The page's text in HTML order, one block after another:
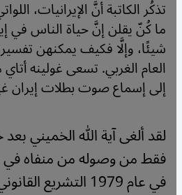
تذكُر الكاتبة أنَّ الإيرانيات،
ما كُنّ يقلن إنَّ حياة الناس في
شيئًا، وإلَّا فكيف يمكنهن
العام الغربي. تسعى غولينه
إلى إسماع صوت بطلات إيران
لقد ألغى آية الله الخميني
فقط من وصوله من منفاه في
في عام 1979